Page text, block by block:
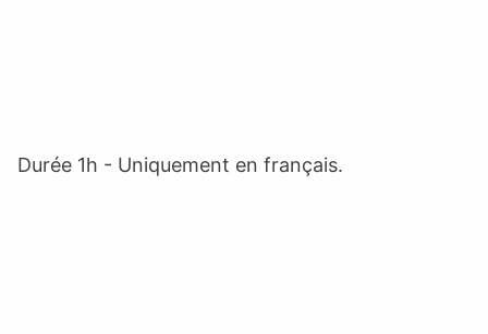
Durée 1h - Uniquement en français.